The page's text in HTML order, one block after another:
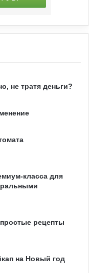
не тратя деньги?
класса для
рецепты
на Новый год